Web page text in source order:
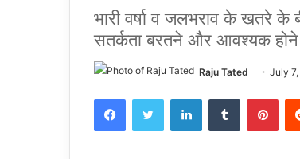
भारी वर्षा व जलभराव के खतरे के
सतर्कता बरतने और आवश्यक
Raju Tated July
FacebookTwitter LinkedInTumblr